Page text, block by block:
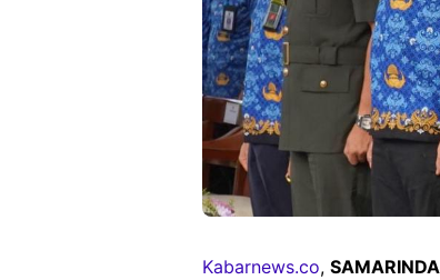
Kabarnews.co, SAMARINDA